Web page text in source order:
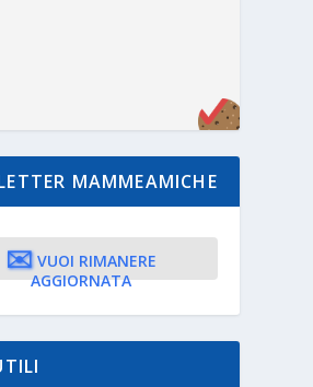
MAMMEAMICHE
✉️ VUOI RIMANERE
AGGIORNATA